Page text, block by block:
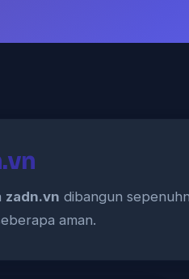
zadn.vn dibangun
aman.